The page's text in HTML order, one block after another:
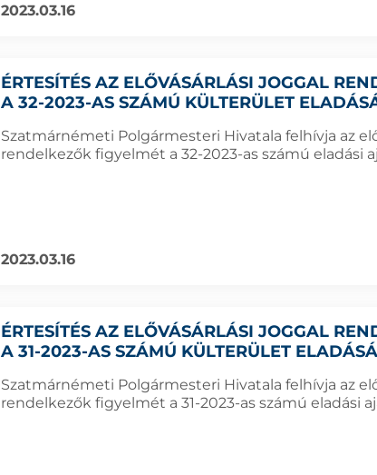
2023.03.16
ÉRTESÍTÉS AZ ELŐVÁSÁRLÁSI JOGGAL
A 32-2023-AS SZÁMÚ KÜLTERÜLET
Szatmárnémeti Polgármesteri Hivatala felhívja az
rendelkezők figyelmét a 32-2023-as számú eladási
2023.03.16
ÉRTESÍTÉS AZ ELŐVÁSÁRLÁSI JOGGAL
A 31-2023-AS SZÁMÚ KÜLTERÜLET
Szatmárnémeti Polgármesteri Hivatala felhívja az
rendelkezők figyelmét a 31-2023-as számú eladási